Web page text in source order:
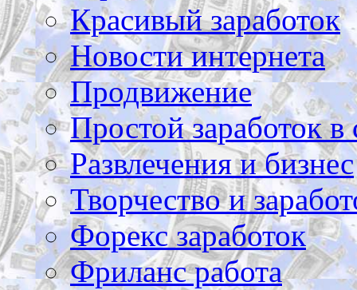
Красивый заработок
Новости интернета
Продвижение
Простой заработок в
Развлечения и бизнес
Творчество и
Форекс заработок
Фриланс работа